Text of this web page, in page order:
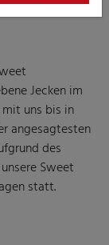
Jecken im
uns bis in
angesagtesten
des
Sweet
statt.